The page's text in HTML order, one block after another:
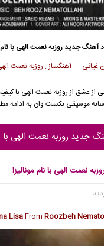
آهنگ جدیدروزبه نعمت الهی با
غیاثی آهنگساز : روزبه نعمت
از عشق از روزبه نعمت الهی
موسیقی نکست وان به ادامه
جدید روزبه نعمت الهی
نعمت الهی با نام مونالیزا
LisaFrom Roozbeh